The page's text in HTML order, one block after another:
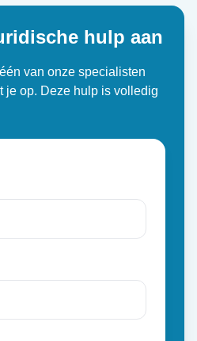
hulp aan
van onze specialisten
je op. Deze hulp is volledig